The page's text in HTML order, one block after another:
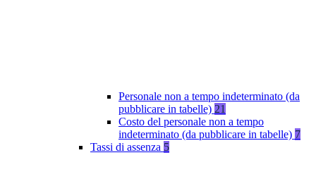
Personale non a tempo indeterminato (da
pubblicare in tabelle) 21
Costo del personale non a tempo
indeterminato (da pubblicare in tabelle) 7
Tassi di assenza 5